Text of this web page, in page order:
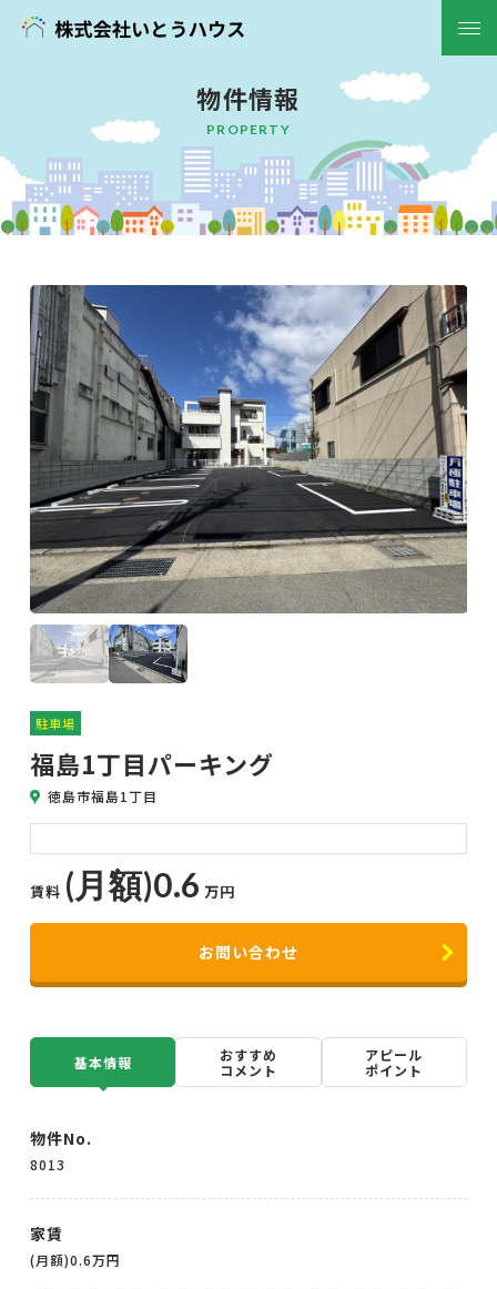
初めての方へ
お知らせ
会社概要
物件情報
中古 土地
収益物件 賃貸
一戸建 マンション
テナント
お客様の声
物件情報
PROPERTY
駐車場
福島1丁目パーキング
徳島市福島1丁目
賃料 (月額)0.6 万円
お問い合わせ
基本情報
おすすめ
コメント
アピール
ポイント
物件No.
8013
家賃
(月額)0.6万円